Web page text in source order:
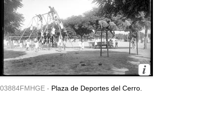
03884FMHGE - Plaza de Deportes del Cerro.